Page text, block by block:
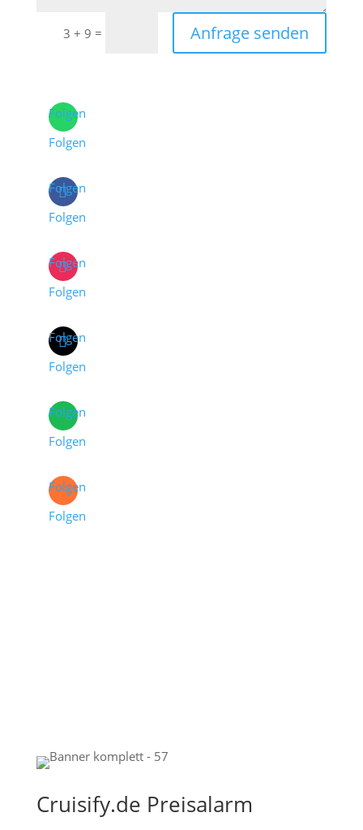
3 + 9 = Anfrage senden
Folgen
Folgen
Folgen
Folgen
Folgen
Folgen
Folgen
Folgen
Folgen
Folgen
Folgen
Folgen
Cruisify.de Preisalarm